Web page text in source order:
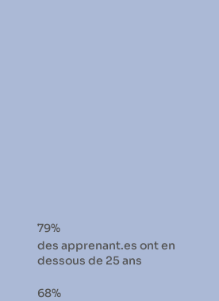
79%
des apprenant.es ont en
dessous de 25 ans
68%